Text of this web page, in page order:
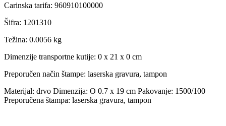
Carinska tarifa: 960910100000
Šifra: 1201310
Težina: 0.0056 kg
Dimenzije transportne kutije: 0 x 21 x 0 cm
Preporučen način štampe: laserska gravura, tampon
Materijal: drvo Dimenzija: O 0.7 x 19 cm Pakovanje: 1500/100
Preporučena štampa: laserska gravura, tampon